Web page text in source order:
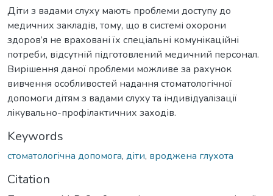
Діти з вадами слуху мають проблеми доступу до
медичних закладів, тому, що в системі охорони
здоров’я не враховані їх спеціальні комунікаційні
потреби, відсутній підготовлений медичний персонал.
Вирішення даної проблеми можливе за рахунок
вивчення особливостей надання стоматологічної
допомоги дітям з вадами слуху та індивідуалізації
лікувально-профілактичних заходів.
Keywords
стоматологічна допомога, діти, вроджена глухота
Citation